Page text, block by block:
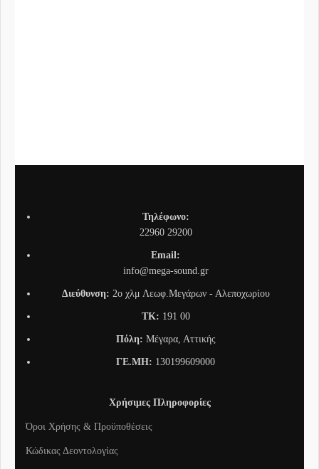
Τηλέφωνο:
22960 29200
Email:
info@mega-sound.gr
Διεύθυνση: 2o χλμ Λεωφ.Μεγάρων - Αλεποχωρίου
TK: 191 00
Πόλη: Μέγαρα, Αττικής
ΓΕ.ΜΗ: 130199609000
Χρήσιμες Πληροφορίες
Όροι Χρήσης & Προϋποθέσεις
Κώδικας Δεοντολογίας